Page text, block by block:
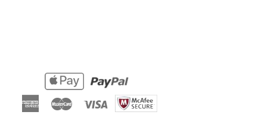
American Master Visa